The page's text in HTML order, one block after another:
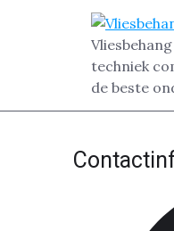
techniek
de beste